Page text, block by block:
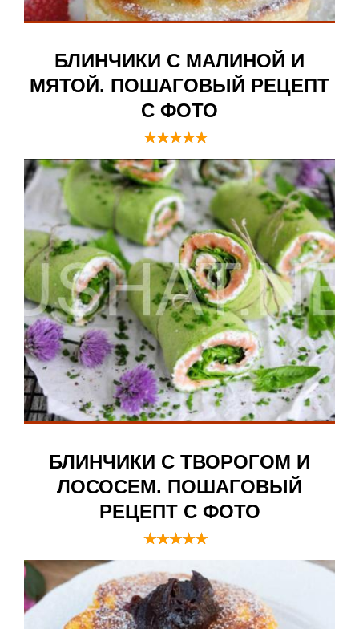
БЛИНЧИКИ С МАЛИНОЙ И
МЯТОЙ. ПОШАГОВЫЙ РЕЦЕПТ
С ФОТО
БЛИНЧИКИ С ТВОРОГОМ И
ЛОСОСЕМ. ПОШАГОВЫЙ
РЕЦЕПТ С ФОТО